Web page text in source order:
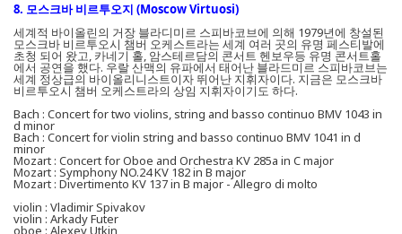
8. 모스크바 비르투오지 (Moscow Virtuosi)
세계적 바이올린의 거장 블라디미르 스피바코브에 의해 1979년에 창설된
모스크바 비르투오시 챔버 오케스트라는 세계 여러 곳의 유명 페스티발에
초청 되어 왔고, 카네기 홀, 암스테르담의 콘서트 헨보우등 유명 콘서트홀
에서 공연을 했다. 우랄 산맥의 유파에서 태어난 블라드미르 스피바코브는
세계 정상급의 바이올리니스트이자 뛰어난 지휘자이다. 지금은 모스크바
비르투오시 챔버 오케스트라의 상임 지휘자이기도 하다.
Bach : Concert for two violins, string and basso continuo BMV 1043 in
d minor
Bach : Concert for violin string and basso continuo BMV 1041 in d
minor
Mozart : Concert for Oboe and Orchestra KV 285a in C major
Mozart : Symphony NO.24 KV 182 in B major
Mozart : Divertimento KV 137 in B major - Allegro di molto
violin : Vladimir Spivakov
violin : Arkady Futer
oboe : Alexey Utkin